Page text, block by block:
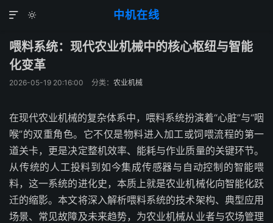
中机在线


喂料系统：现代农业机械中的核心枢纽与智能
化变革
2026-05-19 20:16:00 分类： 农业机械
在现代农业机械的复杂体系中，喂料系统扮演着“心脏”与“咽
喉”的双重角色。它不仅是物料进入加工或饲喂流程的第一
道关卡，更是决定整机效率、能耗与作业质量的关键环节。
从传统的人工投料到如今集成传感器与自动控制的智能喂
料，这一系统的进化史，本质上就是农业机械化向智能化跃
迁的缩影。本文将深入解析喂料系统的技术架构、典型应用
场景、常见故障及未来趋势，为农业机械从业者与农场管理